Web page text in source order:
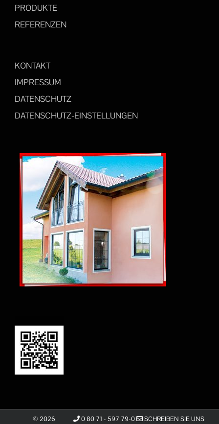
PRODUKTE
REFERENZEN
KONTAKT
IMPRESSUM
DATENSCHUTZ
DATENSCHUTZ-EINSTELLUNGEN
© 2026 0 80 71 - 597 79-0 SCHREIBEN SIE UNS